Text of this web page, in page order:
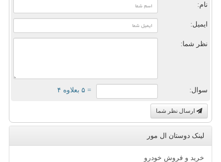
نام:
ایمیل:
نظر شما:
سوال: = ۵ بعلاوه ۴
ارسال نظر شما
لینک دوستان ال مور
خرید و فروش خودرو